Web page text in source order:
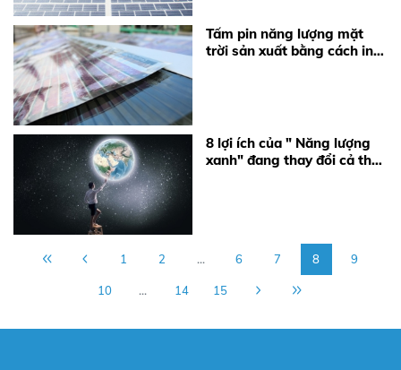
Tấm pin năng lượng mặt
trời sản xuất bằng cách in
8 lợi ích của " Năng lượng
xanh" đang thay đổi cả thế
1 2 ... 6 7 8 9
10 ... 14 15